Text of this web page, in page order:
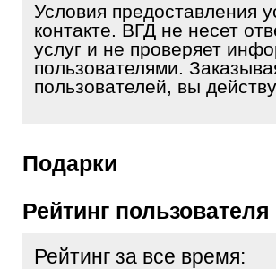
Условия предоставления
контакте. ВГД не несет
услуг и не проверяет
пользователями.
пользователей, вы
Подарки
Рейтинг пользователя
Рейтинг за все время: